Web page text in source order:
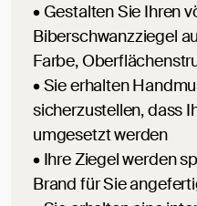
• Gestalten Sie Ihren
Biberschwanzziegel
Farbe,
• Sie erhalten
sicherzustellen, dass
umgesetzt werden
• Ihre Ziegel werden
Brand für Sie